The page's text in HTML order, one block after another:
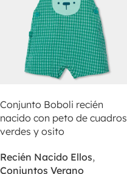
Conjunto Boboli recién
nacido con peto de cuadros
verdes y osito
Recién Nacido Ellos,
Conjuntos Verano